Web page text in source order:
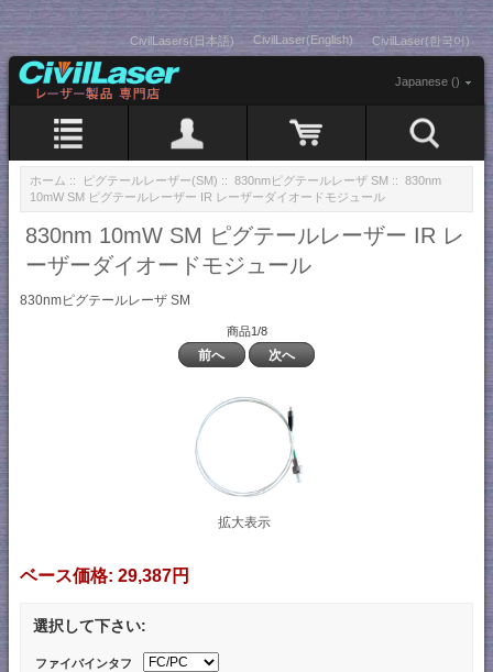
CivilLasers(日本語) CivilLaser(English) CivilLaser(한국어)
Japanese ()
ホーム :: ピグテールレーザー(SM) :: 830nmピグテールレーザ SM :: 830nm
10mW SM ピグテールレーザー IR レーザーダイオードモジュール
830nm 10mW SM ピグテールレーザー IR レ
ーザーダイオードモジュール
830nmピグテールレーザ SM
商品1/8
前へ 次へ
拡大表示
ベース価格: 29,387円
選択して下さい:
ファイバインタフ